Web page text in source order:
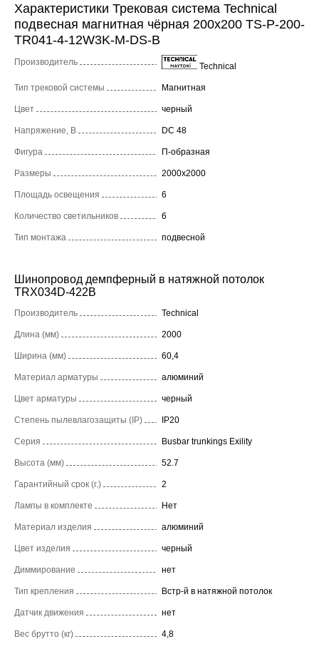
Характеристики Трековая система Technical
подвесная магнитная чёрная 200x200 TS-P-200-
TR041-4-12W3K-M-DS-B
Производитель Technical
Тип трековой системы Магнитная
Цвет черный
Напряжение, В DC 48
Фигура П-образная
Размеры 2000x2000
Площадь освещения 6
Количество светильников 6
Тип монтажа подвесной
Шинопровод демпферный в натяжной потолок
TRX034D-422B
Производитель Technical
Длина (мм) 2000
Ширина (мм) 60,4
Материал арматуры алюминий
Цвет арматуры черный
Степень пылевлагозащиты (IP) IP20
Серия Busbar trunkings Exility
Высота (мм) 52.7
Гарантийный срок (г.) 2
Лампы в комплекте Нет
Материал изделия алюминий
Цвет изделия черный
Диммирование нет
Тип крепления Встр-й в натяжной потолок
Датчик движения нет
Вес брутто (кг) 4,8